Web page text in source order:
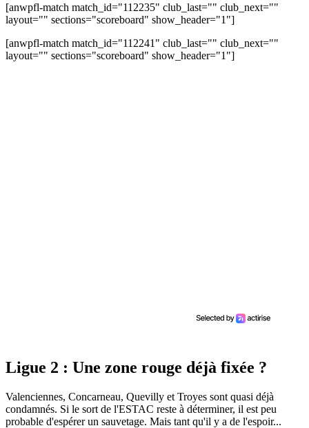
[anwpfl-match match_id="112235" club_last="" club_next=""
layout="" sections="scoreboard" show_header="1"]
[anwpfl-match match_id="112241" club_last="" club_next=""
layout="" sections="scoreboard" show_header="1"]
Ligue 2 : Une zone rouge déjà fixée ?
Valenciennes, Concarneau, Quevilly et Troyes sont quasi déjà
condamnés. Si le sort de l'ESTAC reste à déterminer, il est peu
probable d'espérer un sauvetage. Mais tant qu'il y a de l'espoir...